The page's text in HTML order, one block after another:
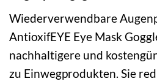
Wiederverwendbare
AntioxifEYE Eye Mask
nachhaltigere und
zu Einwegprodukten. Sie